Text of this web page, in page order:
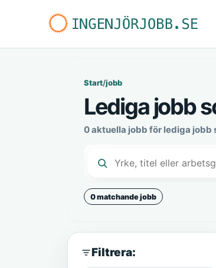
Start/jobb
Lediga jobb
0 aktuella jobb för lediga jobb
0 matchande jobb
Filtrera: